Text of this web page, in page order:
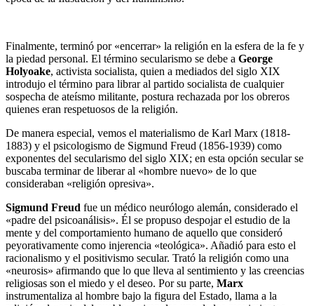
Finalmente, terminó por «encerrar» la religión en la esfera de la fe y
la pie­dad personal. El término secularismo se debe a George
Holyoake, activista socialista, quien a mediados del siglo XIX
introdujo el término para librar al partido socialista de cualquier
sospecha de ateísmo militante, postura recha­zada por los obreros
quienes eran respetuosos de la religión.
De manera especial, vemos el materialismo de Karl Marx (1818-
1883) y el psicologismo de Sigmund Freud (1856-1939) como
exponentes del secula­rismo del siglo XIX; en esta opción secular se
buscaba terminar de liberar al «hombre nuevo» de lo que
consideraban «religión opresiva».
Sigmund Freud fue un médico neurólogo alemán, considerado el
«padre del psicoanálisis». Él se propuso despojar el estudio de la
mente y del comporta­miento humano de aquello que consideró
peyorativamente como injerencia «teológica». Añadió para esto el
racionalismo y el positivismo secular. Trató la religión como una
«neurosis» afirmando que lo que lleva al sentimiento y las creencias
religiosas son el miedo y el deseo. Por su parte, Marx
instrumentaliza al hombre bajo la figura del Esta­do, llama a la